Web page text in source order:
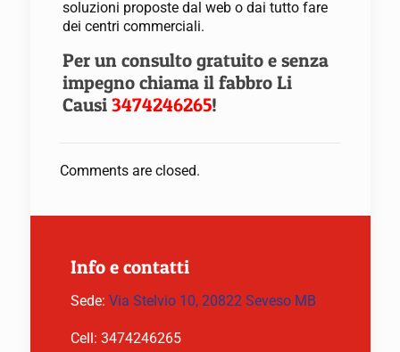
soluzioni proposte dal web o dai tutto fare
dei centri commerciali.
Per un consulto gratuito e senza
impegno chiama il fabbro Li
Causi 3474246265!
Comments are closed.
Info e contatti
Sede: Via Stelvio 10, 20822 Seveso MB
Cell: 3474246265